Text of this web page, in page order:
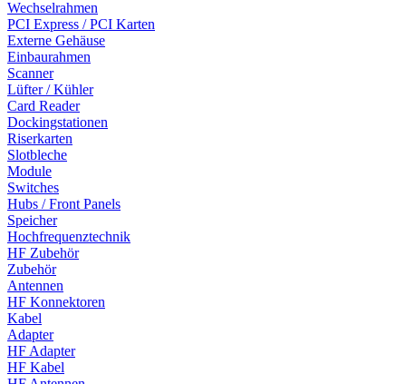
Wechselrahmen
PCI Express / PCI Karten
Externe Gehäuse
Einbaurahmen
Scanner
Lüfter / Kühler
Card Reader
Dockingstationen
Riserkarten
Slotbleche
Module
Switches
Hubs / Front Panels
Speicher
Hochfrequenztechnik
HF Zubehör
Zubehör
Antennen
HF Konnektoren
Kabel
Adapter
HF Adapter
HF Kabel